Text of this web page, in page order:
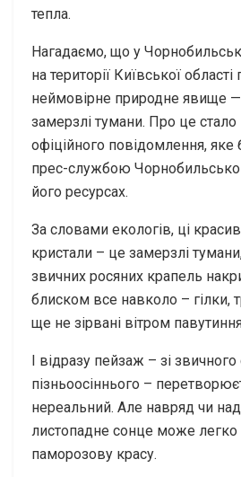
тепла.
Нагадаємо, що у
на території Київської
неймовірне природне явище
замерзлі тумани. Про це стало
офіційного повідомлення, яке
прес-службою
його ресурсах.
За словами екологів, ці
кристали – це замерзлі тумани,
звичних росяних крапель
блиском все навколо – гілки,
ще не зірвані вітром
І відразу пейзаж – зі
пізньоосіннього –
нереальний. Але навряд чи
листопадне сонце може легко
паморозову красу.